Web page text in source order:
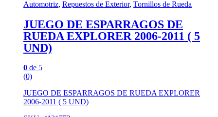
Automotriz, Repuestos de Exterior, Tornillos de Rueda
JUEGO DE ESPARRAGOS DE
RUEDA EXPLORER 2006-2011 ( 5
UND)
0 de 5
(0)
JUEGO DE ESPARRAGOS DE RUEDA EXPLORER
2006-2011 ( 5 UND)